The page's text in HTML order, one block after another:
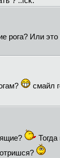
рога? Или
смайл